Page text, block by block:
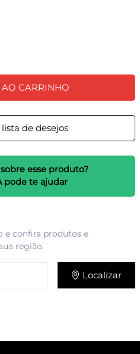
CARRINHO
de desejos
esse produto?
pode te ajudar
e confira produtos e
região.
Localizar